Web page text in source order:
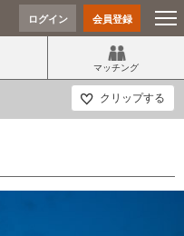
ログイン 会員登録
マッチング
クリップする